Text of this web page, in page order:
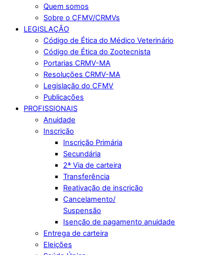
Quem somos
Sobre o CFMV/CRMVs
LEGISLAÇÃO
Código de Ética do Médico Veterinário
Código de Ética do Zootecnista
Portarias CRMV-MA
Resoluções CRMV-MA
Legislação do CFMV
Publicações
PROFISSIONAIS
Anuidade
Inscrição
Inscrição Primária
Secundária
2ª Via de carteira
Transferência
Reativação de inscrição
Cancelamento/
Suspensão
Isenção de pagamento anuidade
Entrega de carteira
Eleições